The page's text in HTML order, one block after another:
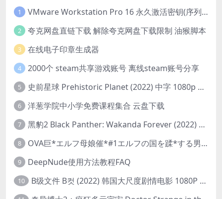
1 VMware Workstation Pro 16 永久激活密钥(序列号)
2 夸克网盘直链下载 解除夸克网盘下载限制 油猴脚本
3 在线电子印章生成器
4 2000个 steam共享游戏账号 离线steam账号分享
5 史前星球 Prehistoric Planet (2022) 中字 1080p 高清 阿里云盘 2022.5.27已更新全集
6 洋葱学院中小学免费课程集合 云盘下载
7 黑豹2 Black Panther: Wakanda Forever (2022) 高清版
8 OVA巨*エルフ母娘催*#1エルフの国を蹂*する男。汚された女王と姫
9 DeepNude使用方法教程FAQ
10 B级文件 B컷 (2022) 韩国大尺度剧情电影 1080P 中字